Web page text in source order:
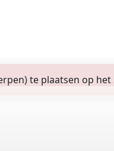
te plaatsen op